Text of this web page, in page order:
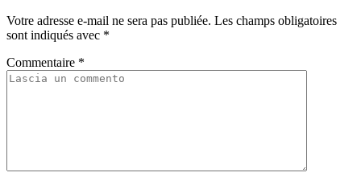
Votre adresse e-mail ne sera pas publiée. Les champs obligatoires
sont indiqués avec *
Commentaire *